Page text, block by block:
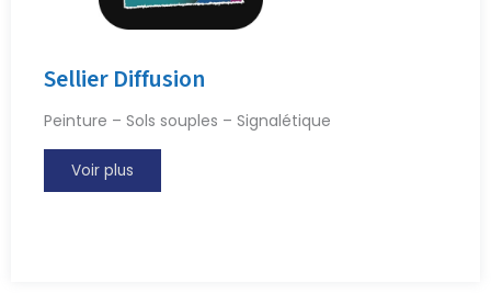
Sellier Diffusion
Peinture – Sols souples – Signalétique
Voir plus